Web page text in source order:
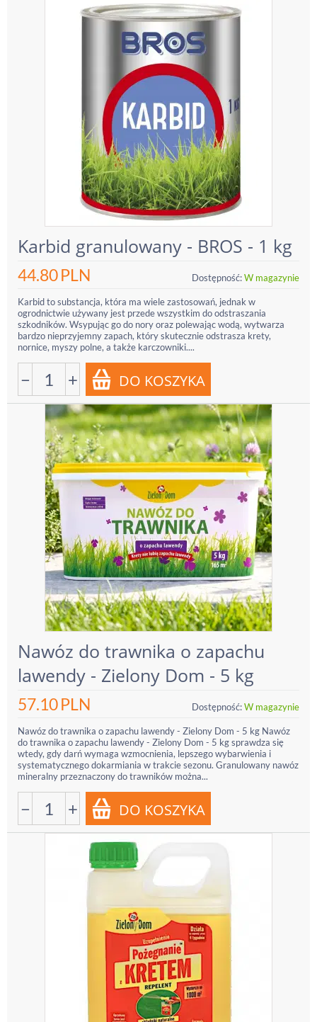
Karbid granulowany - BROS - 1 kg
44.80PLN Dostępność:W magazynie
Karbid to substancja, która ma wiele zastosowań, jednak w
ogrodnictwie używany jest przede wszystkim do odstraszania
szkodników. Wsypując go do nory oraz polewając wodą, wytwarza
bardzo nieprzyjemny zapach, który skutecznie odstrasza krety,
nornice, myszy polne, a także karczowniki....
− +
Nawóz do trawnika o zapachu
lawendy - Zielony Dom - 5 kg
57.10PLN Dostępność:W magazynie
Nawóz do trawnika o zapachu lawendy - Zielony Dom - 5 kg Nawóz
do trawnika o zapachu lawendy - Zielony Dom - 5 kg sprawdza się
wtedy, gdy darń wymaga wzmocnienia, lepszego wybarwienia i
systematycznego dokarmiania w trakcie sezonu. Granulowany nawóz
mineralny przeznaczony do trawników można...
− +